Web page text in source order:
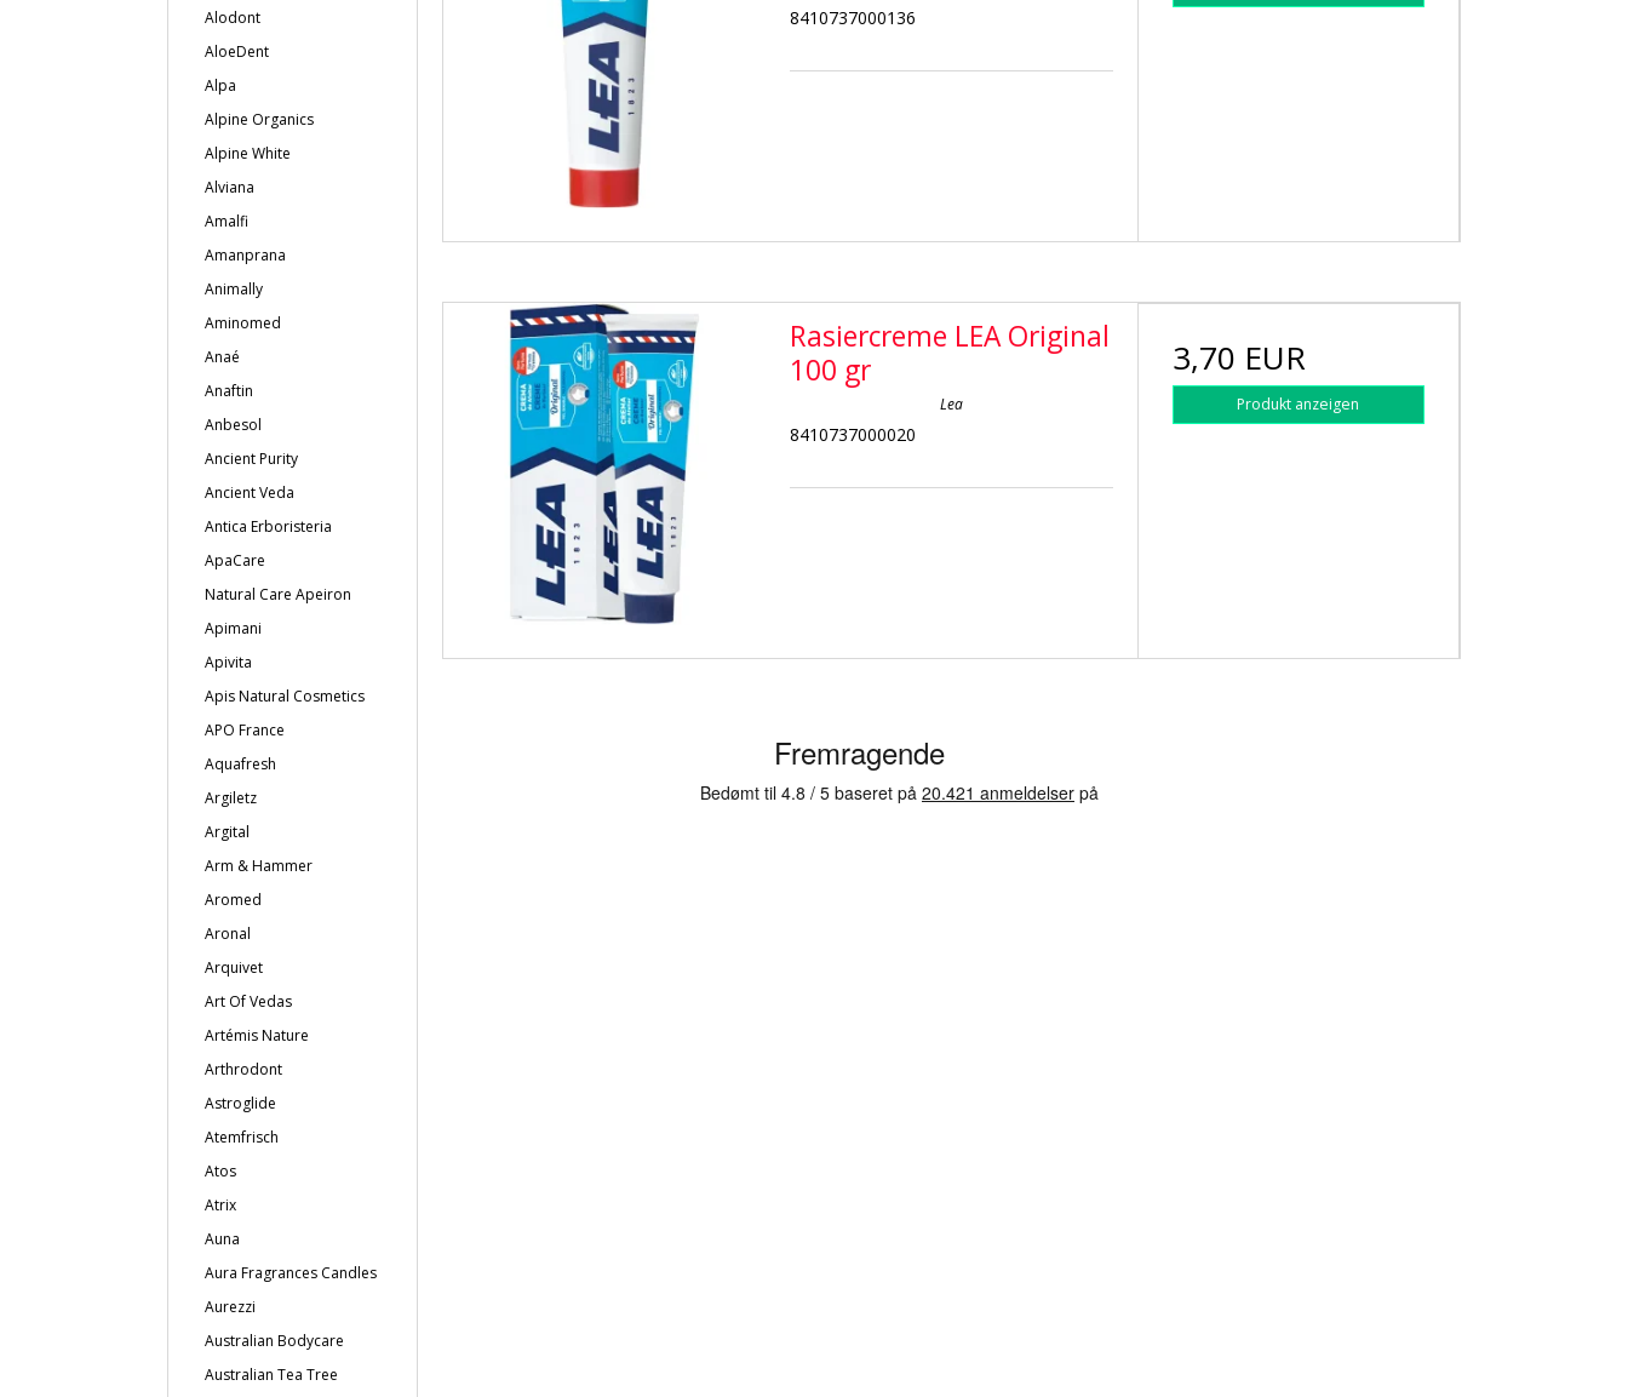
Alodont
AloeDent
Alpa
Alpine Organics
Alpine White
Alviana
Amalfi
Amanprana
Animally
Aminomed
Anaé
Anaftin
Anbesol
Ancient Purity
Ancient Veda
Antica Erboristeria
ApaCare
Natural Care Apeiron
Apimani
Apivita
Apis Natural Cosmetics
APO France
Aquafresh
Argiletz
Argital
Arm & Hammer
Aromed
Aronal
Arquivet
Art Of Vedas
Artémis Nature
Arthrodont
Astroglide
Atemfrisch
Atos
Atrix
Auna
Aura Fragrances Candles
Aurezzi
Australian Bodycare
Australian Tea Tree
8410737000136
Rasiercreme LEA Original
100 gr
Lea
8410737000020
3,70 EUR
Produkt anzeigen